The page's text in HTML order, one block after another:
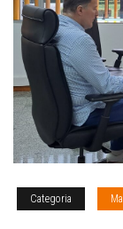
Categoria